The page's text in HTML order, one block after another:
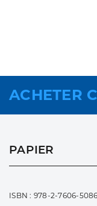
ACHETER
PAPIER
ISBN : 978-2-7606-